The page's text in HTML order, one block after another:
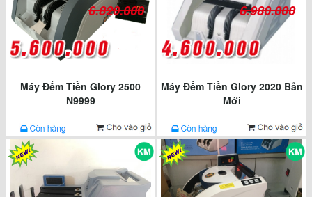
6.820.000
Máy Đếm Tiền Glory 2500
N9999
6.980.000
Máy Đếm Tiền Glory 2020 Bản
Mới